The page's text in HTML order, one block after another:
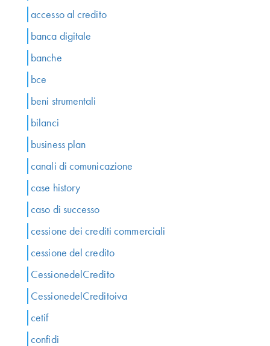
accesso al credito
banca digitale
banche
bce
beni strumentali
bilanci
business plan
canali di comunicazione
case history
caso di successo
cessione dei crediti commerciali
cessione del credito
CessionedelCredito
CessionedelCreditoiva
cetif
confidi